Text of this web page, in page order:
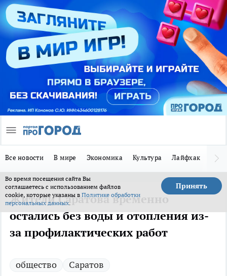
Все новости В мире Экономика Культура Лайфхак
Во время посещения сайта Вы
соглашаетесь с использованием файлов
cookie, которые указаны в Политике обработки
персональных данных.
Принять
Жители Саратова временно
остались без воды и отопления из-
за профилактических работ
общество Саратов